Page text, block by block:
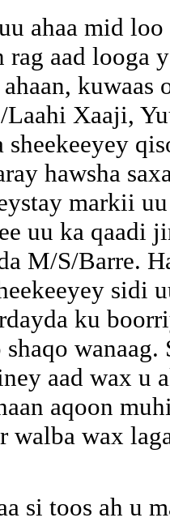
ahaa mid
aad looga
Laahi Xaaji,
sheekeeyey
hawsha
markii
uu ka qaadi
M/S/Barre.
sidi
ku
aad wax u
aqoon
walba wax
si toos ah u